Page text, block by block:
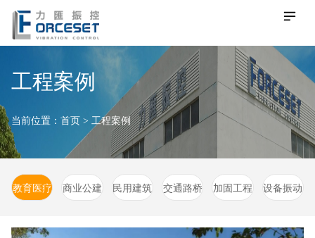
工程案例
当前位置： 首页 > 工程案例
教育医疗 商业公建 民用建筑 交通路桥 加固工程 设备振动